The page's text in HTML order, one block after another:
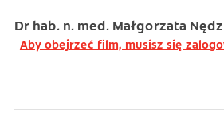
Dr hab. n. med. Małgorzata
Aby obejrzeć film, musisz się